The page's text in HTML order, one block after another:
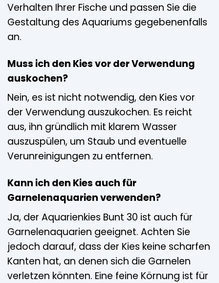
Verhalten Ihrer Fische und passen Sie die
Gestaltung des Aquariums gegebenenfalls
an.
Muss ich den Kies vor der Verwendung
auskochen?
Nein, es ist nicht notwendig, den Kies vor
der Verwendung auszukochen. Es reicht
aus, ihn gründlich mit klarem Wasser
auszuspülen, um Staub und eventuelle
Verunreinigungen zu entfernen.
Kann ich den Kies auch für
Garnelenaquarien verwenden?
Ja, der Aquarienkies Bunt 30 ist auch für
Garnelenaquarien geeignet. Achten Sie
jedoch darauf, dass der Kies keine scharfen
Kanten hat, an denen sich die Garnelen
verletzen könnten. Eine feine Körnung ist für